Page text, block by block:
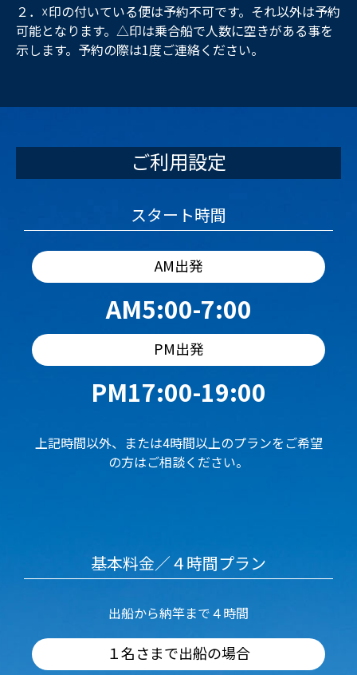
２．☓印の付いている便は予約不可です。それ以外は予約
可能となります。△印は乗合船で人数に空きがある事を
示します。予約の際は1度ご連絡ください。
ご利用設定
スタート時間
AM出発
AM5:00-7:00
PM出発
PM17:00-19:00
上記時間以外、または4時間以上のプランをご希望
の方はご相談ください。
基本料金／４時間プラン
出船から納竿まで４時間
１名さまで出船の場合